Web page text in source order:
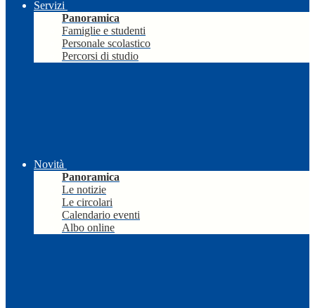
Servizi
Panoramica
Famiglie e studenti
Personale scolastico
Percorsi di studio
Novità
Panoramica
Le notizie
Le circolari
Calendario eventi
Albo online